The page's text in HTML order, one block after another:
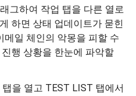
그하여 작업 탭을 다른 열로
하면 상태 업데이트가 묻힌
메일 체인의 악몽을 피할 수
행 상황을 한눈에 파악할
탭을 열고 TEST LIST 탭에서